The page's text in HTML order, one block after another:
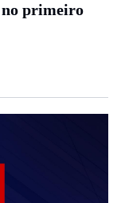
no primeiro